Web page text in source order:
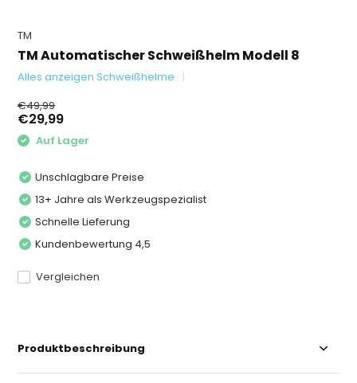
TM
TM Automatischer Schweißhelm Modell 8
Alles anzeigen Schweißhelme
€49,99
€29,99
Auf Lager
Unschlagbare Preise
13+ Jahre als Werkzeugspezialist
Schnelle Lieferung
Kundenbewertung 4,5
Vergleichen
Produktbeschreibung